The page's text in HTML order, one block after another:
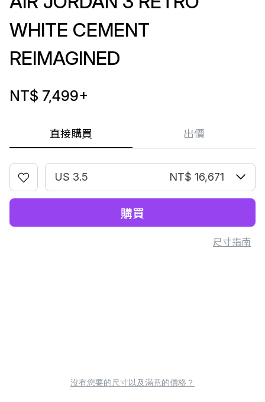
直接購買 出價
WHITE CEMENT
REIMAGINED
NT$ 7,499+
US 3.5 NT$ 16,671
購買
尺寸指南
沒有您要的尺寸以及滿意的價格？